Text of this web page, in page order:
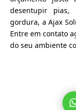
desentupir pias,
gordura, a Ajax
Entre em contato
do seu ambiente